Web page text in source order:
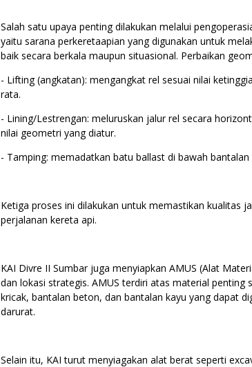
Salah satu upaya penting dilakukan melalui
yaitu sarana perkeretaapian yang digunakan untuk
baik secara berkala maupun situasional. Perbaikan
- Lifting (angkatan): mengangkat rel sesuai nilai
rata.
- ⁠Lining/Lestrengan: meluruskan jalur rel secara
nilai geometri yang diatur.
- ⁠Tamping: memadatkan batu ballast di bawah
Ketiga proses ini dilakukan untuk memastikan kualitas
perjalanan kereta api.
KAI Divre II Sumbar juga menyiapkan AMUS (Alat
dan lokasi strategis. AMUS terdiri atas material penting
kricak, bantalan beton, dan bantalan kayu yang dapat
darurat.
Selain itu, KAI turut menyiagakan alat berat seperti